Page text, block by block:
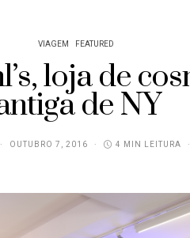
VIAGEM FEATURED
loja de
de NY
OUTUBRO 7, 2016 4 MIN LEITURA